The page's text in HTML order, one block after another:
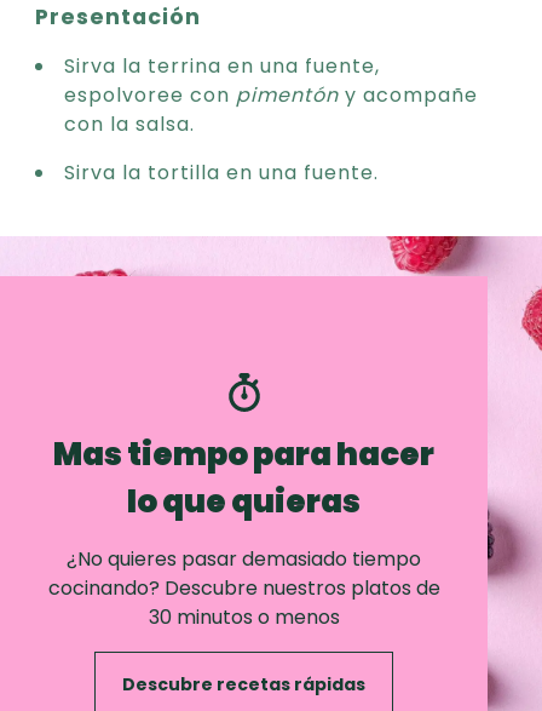
Presentación
Sirva la terrina en una fuente,
espolvoree con pimentón y acompañe
con la salsa.
Sirva la tortilla en una fuente.
Mas tiempo para hacer
lo que quieras
¿No quieres pasar demasiado tiempo
cocinando? Descubre nuestros platos de
30 minutos o menos
Descubre recetas rápidas